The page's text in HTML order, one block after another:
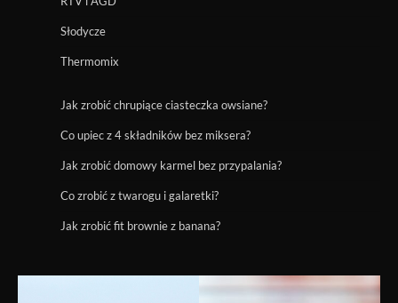
Słodycze
Thermomix
Jak zrobić chrupiące ciasteczka owsiane?
Co upiec z 4 składników bez miksera?
Jak zrobić domowy karmel bez przypalania?
Co zrobić z twarogu i galaretki?
Jak zrobić fit brownie z banana?